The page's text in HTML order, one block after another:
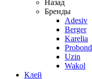
Назад
Бренды
Adesiv
Berger
Karelia
Probond
Uzin
Wakol
Клей